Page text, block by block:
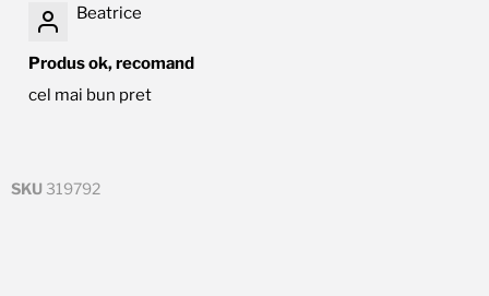
Beatrice
Produs ok, recomand
cel mai bun pret
SKU 319792